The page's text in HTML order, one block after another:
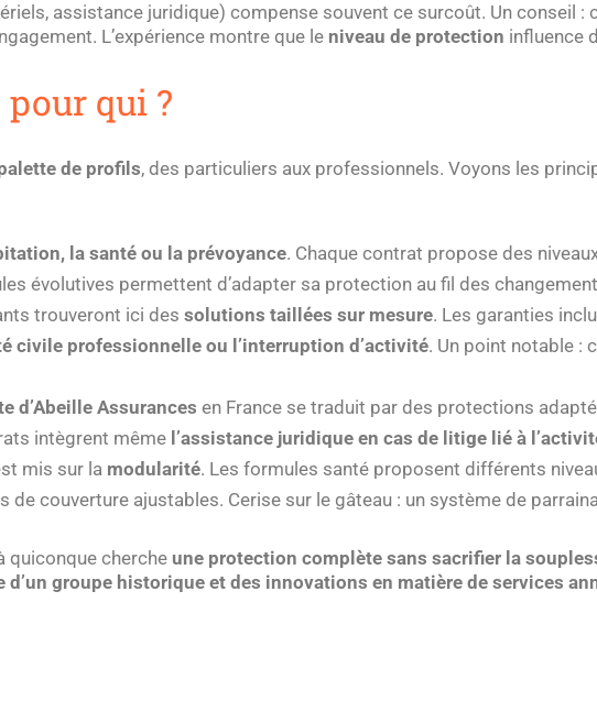
assistance juridique) compense souvent ce surcoût. Un conseil :
L’expérience montre que le niveau de protection influence
qui ?
de profils, des particuliers aux professionnels. Voyons les
la santé ou la prévoyance. Chaque contrat propose des
évolutives permettent d’adapter sa protection au fil des
trouveront ici des solutions taillées sur mesure. Les garanties
civile professionnelle ou l’interruption d’activité. Un point notable :
d’Abeille Assurances en France se traduit par des protections
intègrent même l’assistance juridique en cas de litige lié à
mis sur la modularité. Les formules santé proposent différents
de couverture ajustables. Cerise sur le gâteau : un système de
quiconque cherche une protection complète sans sacrifier la
d’un groupe historique et des innovations en matière de services